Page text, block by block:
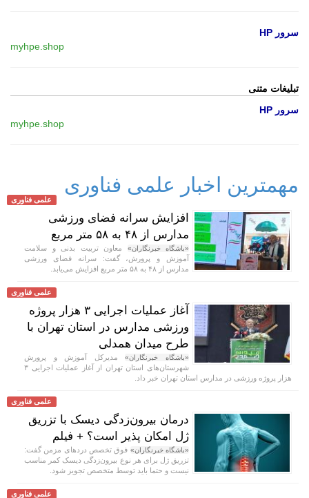
سرور HP
myhpe.shop
تبلیغات متنی
سرور HP
myhpe.shop
مهمترین اخبار علمی فناوری
علمی فناوری
افزایش سرانه فضای ورزشی
مدارس از ۴۸ به ۵۸ متر مربع
«باشگاه خبرنگاران» معاون تربیت بدنی و سلامت
آموزش و پرورش، گفت: سرانه فضای ورزشی
مدارس از ۴۸ به ۵۸ متر مربع افزایش می‌یابد.
علمی فناوری
آغاز عملیات اجرایی ۳ هزار پروژه
ورزشی مدارس در استان تهران با
طرح میدان همدلی
«باشگاه خبرنگاران»مدیرکل آموزش و پرورش
شهرستان‌های استان تهران از آغاز عملیات اجرایی ۳
هزار پروژه ورزشی در مدارس استان تهران خبر داد.
علمی فناوری
درمان بیرون‌زدگی دیسک با تزریق
ژل امکان پذیر است؟ + فیلم
«باشگاه خبرنگاران» فوق تخصص دردهای مزمن گفت:
تزریق ژل برای هر نوع بیرون‌زدگی دیسک کمر مناسب
نیست و حتما باید توسط متخصص تجویز شود.
علمی فناوری